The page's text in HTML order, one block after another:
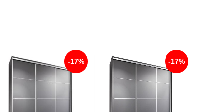
-17% -17%